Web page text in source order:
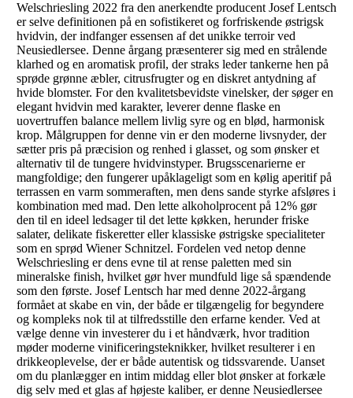
Welschriesling 2022 fra den anerkendte producent Josef Lentsch
er selve definitionen på en sofistikeret og forfriskende østrigsk
hvidvin, der indfanger essensen af det unikke terroir ved
Neusiedlersee. Denne årgang præsenterer sig med en strålende
klarhed og en aromatisk profil, der straks leder tankerne hen på
sprøde grønne æbler, citrusfrugter og en diskret antydning af
hvide blomster. For den kvalitetsbevidste vinelsker, der søger en
elegant hvidvin med karakter, leverer denne flaske en
uovertruffen balance mellem livlig syre og en blød, harmonisk
krop. Målgruppen for denne vin er den moderne livsnyder, der
sætter pris på præcision og renhed i glasset, og som ønsker et
alternativ til de tungere hvidvinstyper. Brugsscenarierne er
mangfoldige; den fungerer upåklageligt som en kølig aperitif på
terrassen en varm sommeraften, men dens sande styrke afsløres i
kombination med mad. Den lette alkoholprocent på 12% gør
den til en ideel ledsager til det lette køkken, herunder friske
salater, delikate fiskeretter eller klassiske østrigske specialiteter
som en sprød Wiener Schnitzel. Fordelen ved netop denne
Welschriesling er dens evne til at rense paletten med sin
mineralske finish, hvilket gør hver mundfuld lige så spændende
som den første. Josef Lentsch har med denne 2022-årgang
formået at skabe en vin, der både er tilgængelig for begyndere
og kompleks nok til at tilfredsstille den erfarne kender. Ved at
vælge denne vin investerer du i et håndværk, hvor tradition
møder moderne vinificeringsteknikker, hvilket resulterer i en
drikkeoplevelse, der er både autentisk og tidssvarende. Uanset
om du planlægger en intim middag eller blot ønsker at forkæle
dig selv med et glas af højeste kaliber, er denne Neusiedlersee